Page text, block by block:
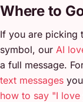
Where to
If you are picking
symbol, our AI
a full message.
text messages
how to say "I